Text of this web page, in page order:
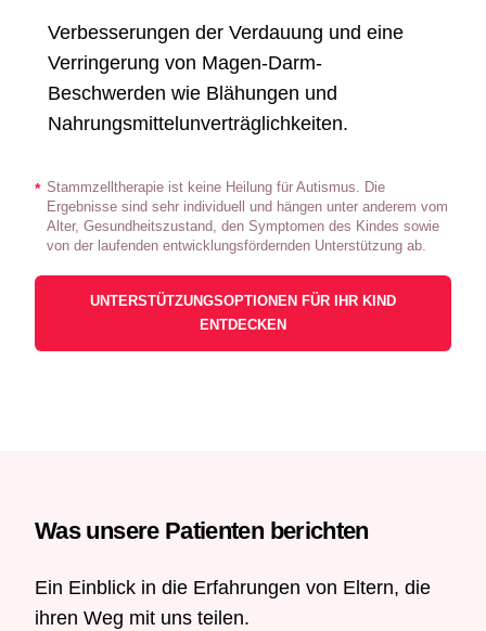
Verbesserungen der Verdauung und eine
Verringerung von Magen-Darm-
Beschwerden wie Blähungen und
Nahrungsmittelunverträglichkeiten.
* Stammzelltherapie ist keine Heilung für Autismus. Die
Ergebnisse sind sehr individuell und hängen unter anderem vom
Alter, Gesundheitszustand, den Symptomen des Kindes sowie
von der laufenden entwicklungsfördernden Unterstützung ab.
UNTERSTÜTZUNGSOPTIONEN FÜR IHR KIND
ENTDECKEN
Was unsere Patienten berichten
Ein Einblick in die Erfahrungen von Eltern, die
ihren Weg mit uns teilen.